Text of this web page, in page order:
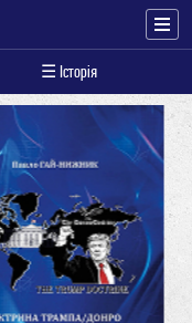
☰ Історія